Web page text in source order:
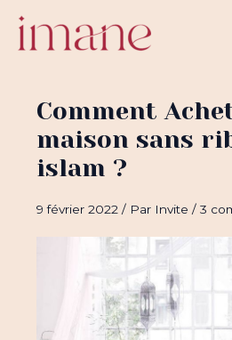
contenu
Comment
maison sans
islam ?
9 février 2022/ Par Invite/3